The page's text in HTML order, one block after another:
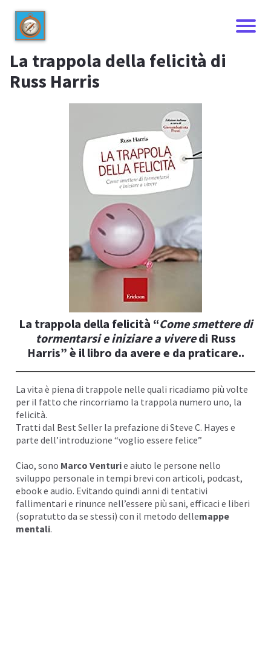
La trappola della felicità di
Russ Harris
La trappola della felicità “Come smettere di
tormentarsi e iniziare a viveredi Russ
Harris” è il libro da avere e da praticare..
La vita è piena di trappole nelle quali ricadiamo più volte
per il fatto che rincorriamo la trappola numero uno, la
felicità.
Tratti dal Best Seller la prefazione di Steve C. Hayes e
parte dell’introduzione “voglio essere felice”
Ciao, sono Marco Venturie aiuto le persone nello
sviluppo personale in tempi brevi con articoli, podcast,
ebook e audio. Evitando quindi anni di tentativi
fallimentari e rinunce nell’essere più sani, efficaci e liberi
(sopratutto da se stessi) con il metodo dellemappe
mentali.